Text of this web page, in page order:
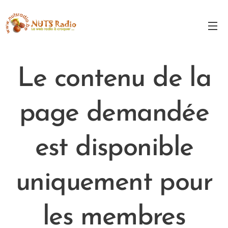
Le contenu de la
page demandée
est disponible
uniquement pour
les membres